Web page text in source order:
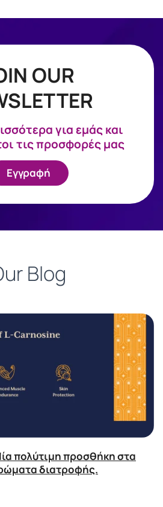
OUR
για εμάς και
τις προσφορές μας
Εγγραφή
Blog
πολύτιμη προσθήκη στα
διατροφής.